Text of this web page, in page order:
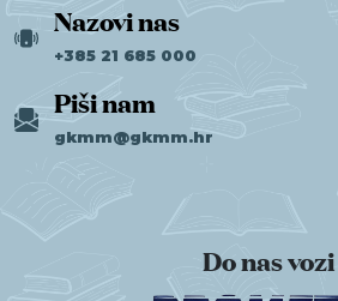
Nazovi nas
+385 21 685 000
Piši nam
gkmm@gkmm.hr
Do nas vozi